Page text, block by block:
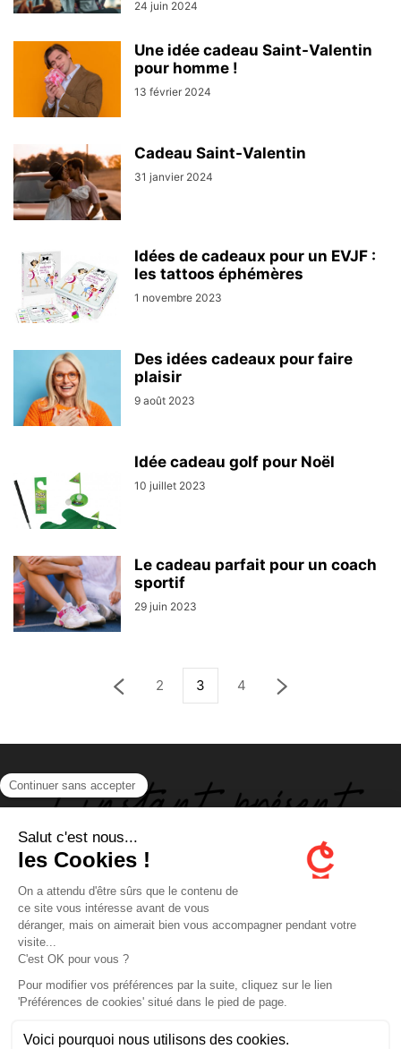
24 juin 2024
Une idée cadeau Saint-Valentin
pour homme !
13 février 2024
Cadeau Saint-Valentin
31 janvier 2024
Idées de cadeaux pour un EVJF :
les tattoos éphémères
1 novembre 2023
Des idées cadeaux pour faire
plaisir
9 août 2023
Idée cadeau golf pour Noël
10 juillet 2023
Le cadeau parfait pour un coach
sportif
29 juin 2023
2 3 4
ABOUT US